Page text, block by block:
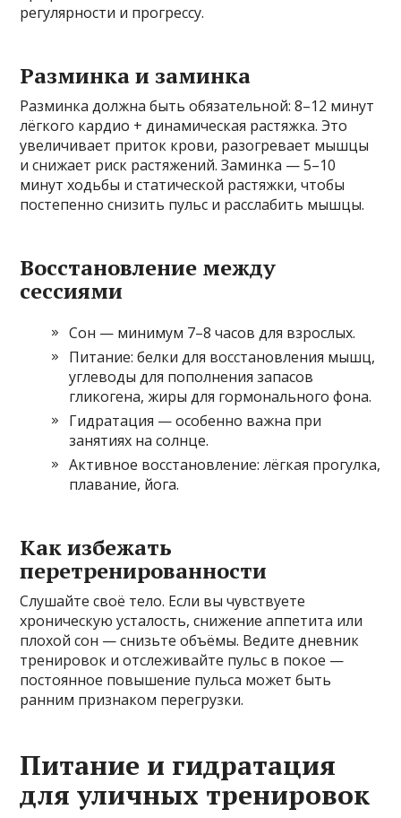
регулярности и прогрессу.
Разминка и заминка
Разминка должна быть обязательной: 8–12 минут
лёгкого кардио + динамическая растяжка. Это
увеличивает приток крови, разогревает мышцы
и снижает риск растяжений. Заминка — 5–10
минут ходьбы и статической растяжки, чтобы
постепенно снизить пульс и расслабить мышцы.
Восстановление между
сессиями
Сон — минимум 7–8 часов для взрослых.
Питание: белки для восстановления мышц,
углеводы для пополнения запасов
гликогена, жиры для гормонального фона.
Гидратация — особенно важна при
занятиях на солнце.
Активное восстановление: лёгкая прогулка,
плавание, йога.
Как избежать
перетренированности
Слушайте своё тело. Если вы чувствуете
хроническую усталость, снижение аппетита или
плохой сон — снизьте объёмы. Ведите дневник
тренировок и отслеживайте пульс в покое —
постоянное повышение пульса может быть
ранним признаком перегрузки.
Питание и гидратация
для уличных тренировок